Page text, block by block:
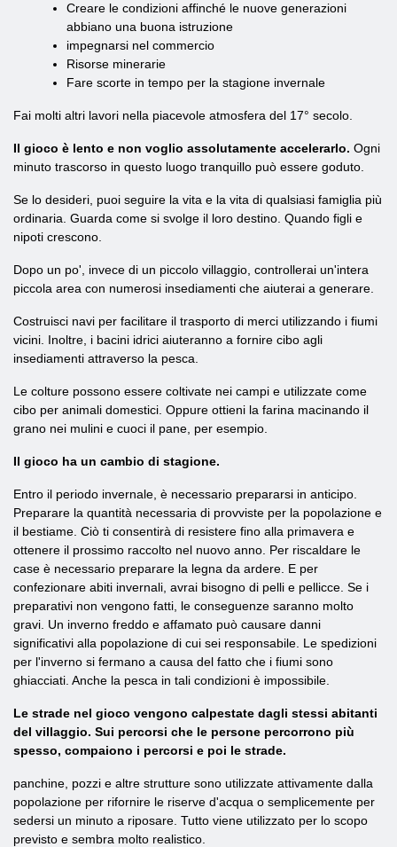
Creare le condizioni affinché le nuove generazioni
abbiano una buona istruzione
impegnarsi nel commercio
Risorse minerarie
Fare scorte in tempo per la stagione invernale
Fai molti altri lavori nella piacevole atmosfera del 17° secolo.
Il gioco è lento e non voglio assolutamente accelerarlo. Ogni
minuto trascorso in questo luogo tranquillo può essere goduto.
Se lo desideri, puoi seguire la vita e la vita di qualsiasi famiglia più
ordinaria. Guarda come si svolge il loro destino. Quando figli e
nipoti crescono.
Dopo un po', invece di un piccolo villaggio, controllerai un'intera
piccola area con numerosi insediamenti che aiuterai a generare.
Costruisci navi per facilitare il trasporto di merci utilizzando i fiumi
vicini. Inoltre, i bacini idrici aiuteranno a fornire cibo agli
insediamenti attraverso la pesca.
Le colture possono essere coltivate nei campi e utilizzate come
cibo per animali domestici. Oppure ottieni la farina macinando il
grano nei mulini e cuoci il pane, per esempio.
Il gioco ha un cambio di stagione.
Entro il periodo invernale, è necessario prepararsi in anticipo.
Preparare la quantità necessaria di provviste per la popolazione e
il bestiame. Ciò ti consentirà di resistere fino alla primavera e
ottenere il prossimo raccolto nel nuovo anno. Per riscaldare le
case è necessario preparare la legna da ardere. E per
confezionare abiti invernali, avrai bisogno di pelli e pellicce. Se i
preparativi non vengono fatti, le conseguenze saranno molto
gravi. Un inverno freddo e affamato può causare danni
significativi alla popolazione di cui sei responsabile. Le spedizioni
per l'inverno si fermano a causa del fatto che i fiumi sono
ghiacciati. Anche la pesca in tali condizioni è impossibile.
Le strade nel gioco vengono calpestate dagli stessi abitanti
del villaggio. Sui percorsi che le persone percorrono più
spesso, compaiono i percorsi e poi le strade.
panchine, pozzi e altre strutture sono utilizzate attivamente dalla
popolazione per rifornire le riserve d'acqua o semplicemente per
sedersi un minuto a riposare. Tutto viene utilizzato per lo scopo
previsto e sembra molto realistico.